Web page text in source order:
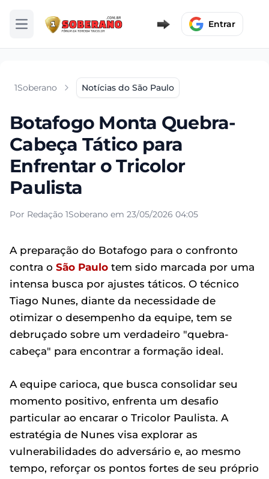
Abrir menu Entrar
1Soberano Notícias do São Paulo
Botafogo Monta Quebra-
Cabeça Tático para
Enfrentar o Tricolor
Paulista
Por Redação 1Soberano em 23/05/2026 04:05
A preparação do Botafogo para o confronto
contra o São Paulo tem sido marcada por uma
intensa busca por ajustes táticos. O técnico
Tiago Nunes, diante da necessidade de
otimizar o desempenho da equipe, tem se
debruçado sobre um verdadeiro "quebra-
cabeça" para encontrar a formação ideal.
A equipe carioca, que busca consolidar seu
momento positivo, enfrenta um desafio
particular ao encarar o Tricolor Paulista. A
estratégia de Nunes visa explorar as
vulnerabilidades do adversário e, ao mesmo
tempo, reforçar os pontos fortes de seu próprio